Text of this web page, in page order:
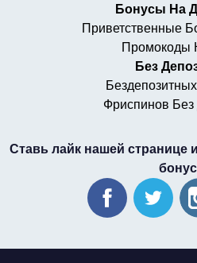
Бонусы На
Приветственные
Промокоды
Без
Фриспинов Без
Ставь лайк нашей странице
бонус